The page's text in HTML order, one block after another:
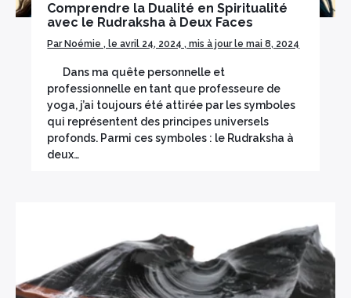
Comprendre la Dualité en Spiritualité
avec le Rudraksha à Deux Faces
Par Noémie , le avril 24, 2024 , mis à jour le mai 8, 2024
Dans ma quête personnelle et
professionnelle en tant que professeure de
yoga, j’ai toujours été attirée par les symboles
qui représentent des principes universels
profonds. Parmi ces symboles : le Rudraksha à
deux…